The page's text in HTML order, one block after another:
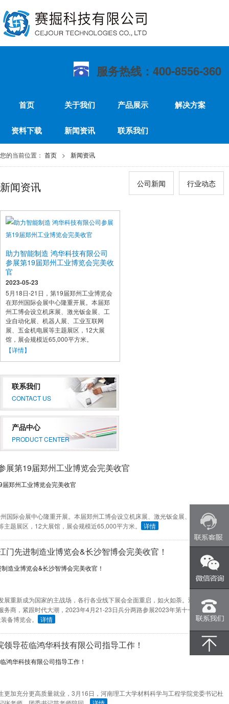
服务热线：400-8556-360
首页 关于我们 产品展示 解决方案
资料下载 新闻资讯 联系我们
您的当前位置： 首页 > 新闻资讯
新闻资讯 公司新闻 行业动态
助力智能制造 鸿华科技有限公司
参展第19届郑州工业博览会完美收
官
2023-05-23
5月18日-21日，第19届郑州工业博览会
在郑州国际会展中心隆重开展。本届郑
州工博会设立机床展、激光钣金展、工
业自动化展、机器人展、工业互联网
展、五金机电展等主题展区，12大展
馆，展会规模近65,000平方米。
【详情】
联系我们
CONTACT US
产品中心
PRODUCT CENTER
展第19届郑州工业博览会完美收官
国际会展中心隆重开展。本届郑州工博会设立机床展、激光钣金展、工业自动化
题展区，12大展馆，展会规模近65,000平方米。
详情
先进制造业博览会&长沙智博会完美收官！
重新成为国家的主战场，各行各业线下展会全面重启，如火如荼。鸿华科技有限
商，紧跟时代大潮，2023年4月21-23日兵分两路参展2023年第十一届江门先进
备博览会。
详情
导莅临鸿华科技有限公司指导工作！
加充分更高质量就业，3月16日，河南理工大学材料科学与工程学院党委书记杜
400-
8556-